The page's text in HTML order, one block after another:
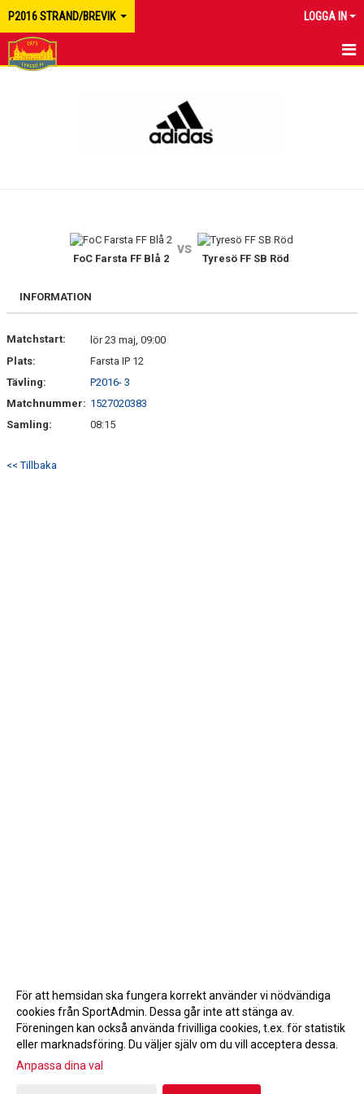
P2016 STRAND/BREVIK LOGGA IN
DOKUMENT
FoC Farsta FF Blå 2
vs
Tyresö FF SB Röd
INFORMATION
Matchstart:
lör 23 maj, 09:00
Plats:
Farsta IP 12
Tävling:
P2016- 3
Matchnummer: 1527020383
Samling:
08:15
<< Tillbaka
Gå till Webbversion
För att hemsidan ska fungera korrekt använder vi nödvändiga
cookies från SportAdmin. Dessa går inte att stänga av.
Föreningen kan också använda frivilliga cookies, t.ex. för statistik
eller marknadsföring. Du väljer själv om du vill acceptera dessa.
Anpassa dina val